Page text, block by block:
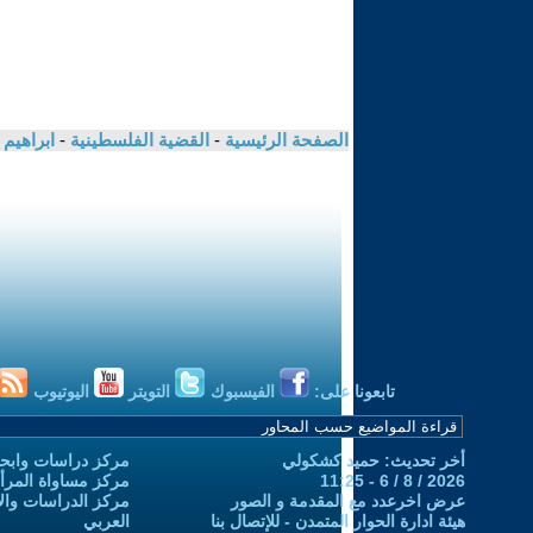
الصفحة الرئيسية - القضية الفلسطينية -
تابعونا على: الفيسبوك التويتر اليوتيوب
أخر تحديث: حميد كشكولي
2026 / 8 / 6 - 11:25
عرض اخرعدد مع المقدمة و الصور
هيئة ادارة الحوار المتمدن - للإتصال بنا
مركز دراسات
مركز مساواة
مركز الدراسات
العربي